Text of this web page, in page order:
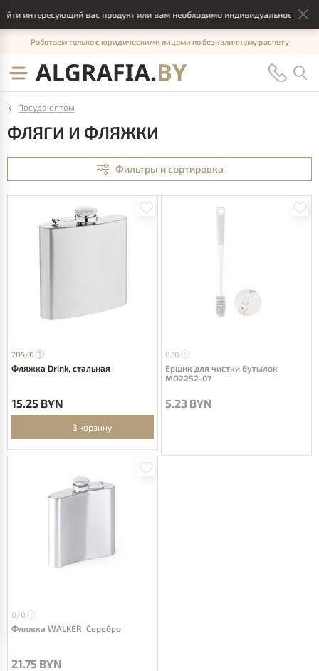
интересующий вас продукт или вам необходимо индивидуальное
Работаем только с юридическими лицами по безналичному расчету
Посуда оптом
ФЛЯГИ И ФЛЯЖКИ
Фильтры и сортировка
705/0
Фляжка Drink, стальная
15.25 BYN
В корзину
0/0
Ершик для чистки бутылок
MO2252-07
5.23 BYN
0/0
Фляжка WALKER, Серебро
21.75 BYN